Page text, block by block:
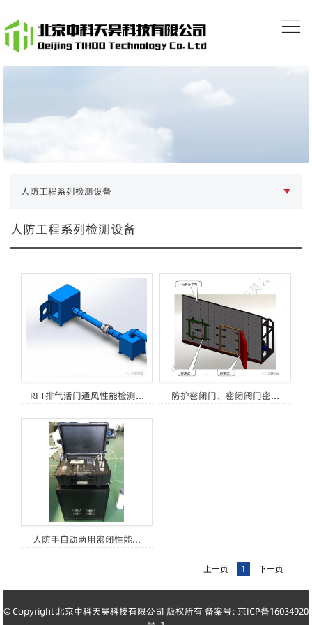
人防工程系列检测设备
人防工程系列检测设备
RFT排气活门通风性能检测... 防护密闭门、密闭阀门密...
人防手自动两用密闭性能...
上一页 1 下一页
© Copyright 北京中科天昊科技有限公司 版权所有 备案号: 京ICP备16034920